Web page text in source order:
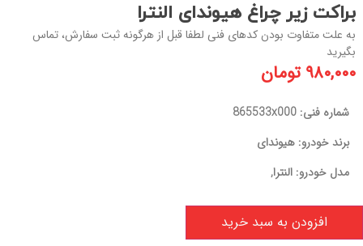
براکت زیر چراغ هیوندای النترا
به علت متفاوت بودن کدهای فنی لطفا قبل از هرگونه ثبت سفارش، تماس
بگیرید
۹۸۰,۰۰۰ تومان
شماره فنی: 865533x000
برند خودرو: هیوندای
مدل خودرو: النترا,
افزودن به سبد خرید